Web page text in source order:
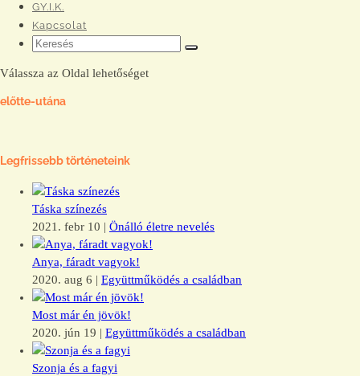
GY.I.K.
Kapcsolat
Válassza az Oldal lehetőséget
előtte-utána
Legfrissebb történeteink
Táska színezés
2021. febr 10 | Önálló életre nevelés
Anya, fáradt vagyok!
2020. aug 6 | Együttműködés a családban
Most már én jövök!
2020. jún 19 | Együttműködés a családban
Szonja és a fagyi